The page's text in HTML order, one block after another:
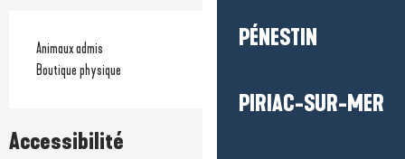
PÉNESTIN
PIRIAC-SUR-MER
Animaux admis
Boutique physique
Accessibilité